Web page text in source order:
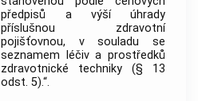
předpisů a výší úhrady
příslušnou zdravotní
pojišťovnou, v souladu se
seznamem léčiv a prostředků
zdravotnické techniky (§ 13
odst. 5).“.